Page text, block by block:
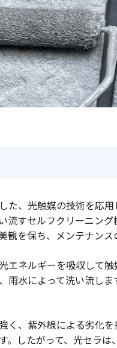
た、光触媒の技術を応
すセルフクリーニング
観を保ち、メンテナン
エネルギーを吸収して
雨水によって洗い流し
く、紫外線による劣化
。したがって、光セラ